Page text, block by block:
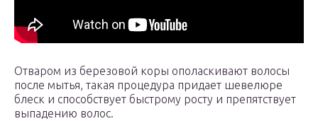
Отваром из березовой коры ополаскивают волосы
после мытья, такая процедура придает шевелюре
блеск и способствует быстрому росту и препятствует
выпадению волос.